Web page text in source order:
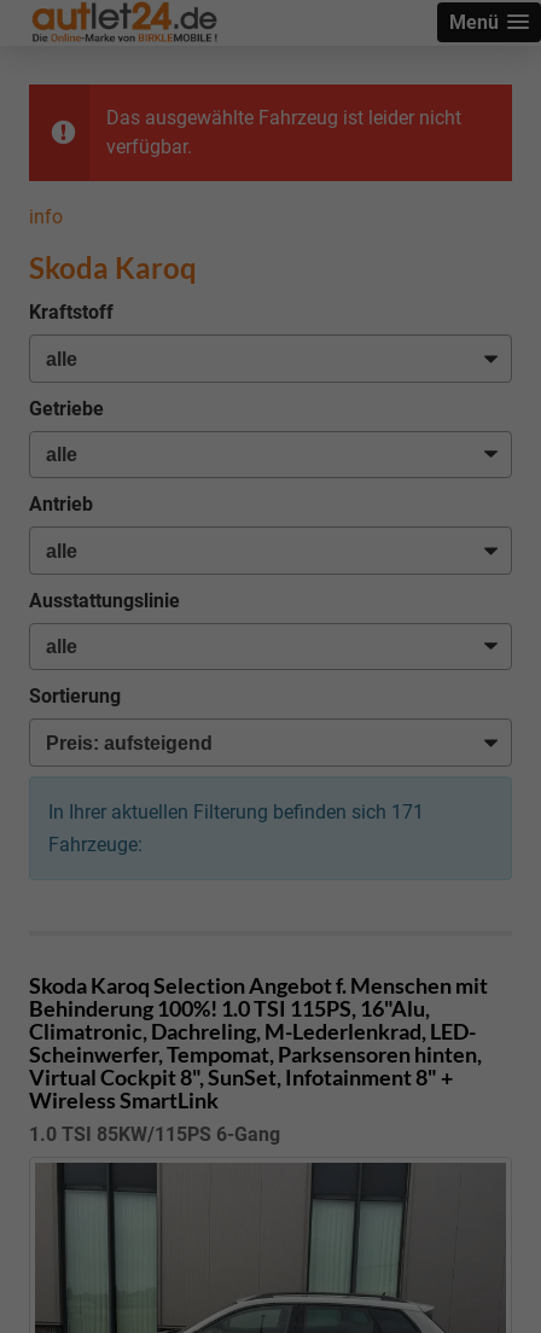
Menü
Das ausgewählte Fahrzeug ist leider nicht
verfügbar.
info
Skoda Karoq
Kraftstoff
Getriebe
Antrieb
Ausstattungslinie
Sortierung
In Ihrer aktuellen Filterung befinden sich 171
Fahrzeuge:
Skoda KaroqSelection Angebot f. Menschen mit
Behinderung 100%! 1.0 TSI 115PS, 16"Alu,
Climatronic, Dachreling, M-Lederlenkrad, LED-
Scheinwerfer, Tempomat, Parksensoren hinten,
Virtual Cockpit 8", SunSet, Infotainment 8" +
Wireless SmartLink
1.0 TSI 85KW/115PS 6-Gang